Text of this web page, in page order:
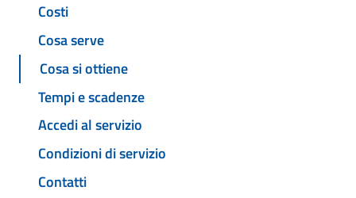
Costi
Cosa serve
Cosa si ottiene
Tempi e scadenze
Accedi al servizio
Condizioni di servizio
Contatti